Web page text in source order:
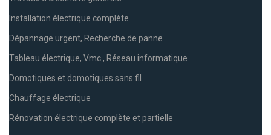
Installation électrique complète
Dépannage urgent, Recherche de panne
Tableau électrique, Vmc , Réseau informatique
Domotiques et domotiques sans fil
Chauffage électrique
Rénovation électrique complète et partielle